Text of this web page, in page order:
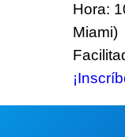
Hora:
Miami)